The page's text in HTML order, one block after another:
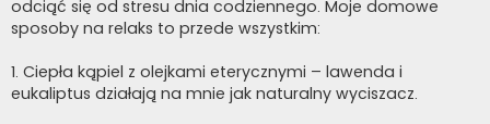
odciąć się od stresu dnia codziennego. Moje domowe
sposoby na relaks to przede wszystkim:
1. Ciepła kąpiel z olejkami eterycznymi – lawenda i
eukaliptus działają na mnie jak naturalny wyciszacz.